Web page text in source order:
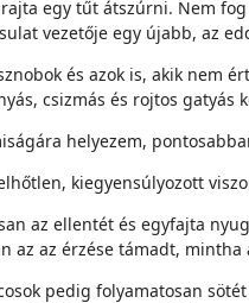
egy tűt átszúrni. Nem
vezetője egy újabb, az
és azok is, akik nem
csizmás és rojtos
helyezem,
kiegyensúlyozott
az ellentét és egyfajta
az az érzése támadt,
pedig folyamatosan